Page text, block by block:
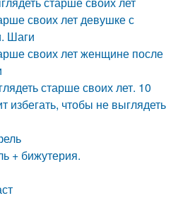
своих лет девушке с
Шаги
своих лет женщине после
старше своих лет. 10
избегать, чтобы не выглядеть
+ бижутерия.